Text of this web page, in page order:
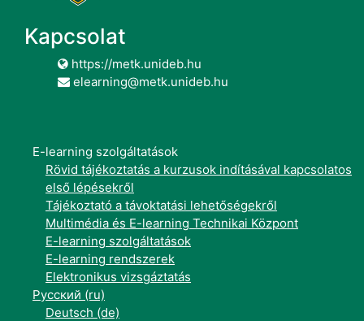
Kapcsolat
https://metk.unideb.hu
elearning@metk.unideb.hu
E-learning szolgáltatások
Rövid tájékoztatás a kurzusok indításával kapcsolatos
első lépésekről
Tájékoztató a távoktatási lehetőségekről
Multimédia és E-learning Technikai Központ
E-learning szolgáltatások
E-learning rendszerek
Elektronikus vizsgáztatás
Русский ‎(ru)‎
Deutsch ‎(de)‎